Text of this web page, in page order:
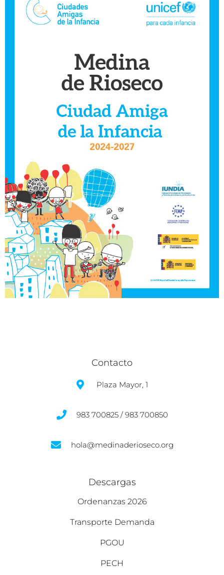
Contacto
Plaza Mayor, 1
983 700825 / 983 700850
hola@medinaderioseco.org
Descargas
Ordenanzas 2026
Transporte Demanda
PGOU
PECH